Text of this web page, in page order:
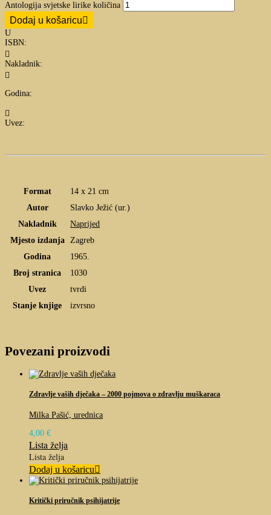
Antologija svjetske lirike količina
Dodaj u košaricu
U
ISBN:

Nakladnik:

Godina:

Uvez:
Format
14 x 21 cm
Autor
Slavko Ježić (ur.)
Nakladnik
Naprijed
Mjesto izdanja
Zagreb
Godina
1965.
Broj stranica
1030
Uvez
tvrdi
Stanje knjige
izvrsno
Povezani proizvodi
Zdravlje vaših dječaka – 2000 pojmova o zdravlju muškaraca
Milka Pašić, urednica
4,00 €
Lista želja
Lista želja
Dodaj u košaricu
Kritički priručnik psihijatrije